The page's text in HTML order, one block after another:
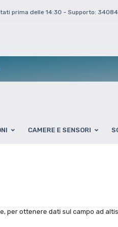
prima delle 14:30 - Supporto:
CAMERE E SENSORI
per ottenere dati sul campo ad